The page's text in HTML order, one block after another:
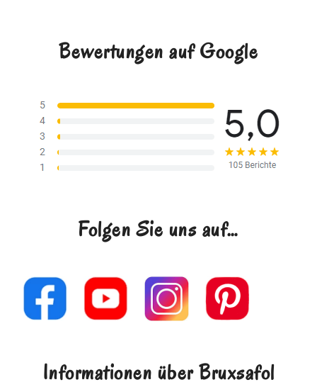
Bewertungen auf Google
Folgen Sie uns auf…
Informationen über Bruxsafol